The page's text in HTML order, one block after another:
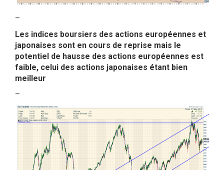
–
Les indices boursiers des actions européennes et
japonaises sont en cours de reprise mais le
potentiel de hausse des actions européennes est
faible, celui des actions japonaises étant bien
meilleur
–